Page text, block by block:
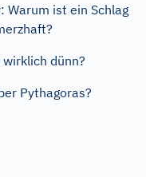
Warum ist ein Schlag
dünn?
Pythagoras?